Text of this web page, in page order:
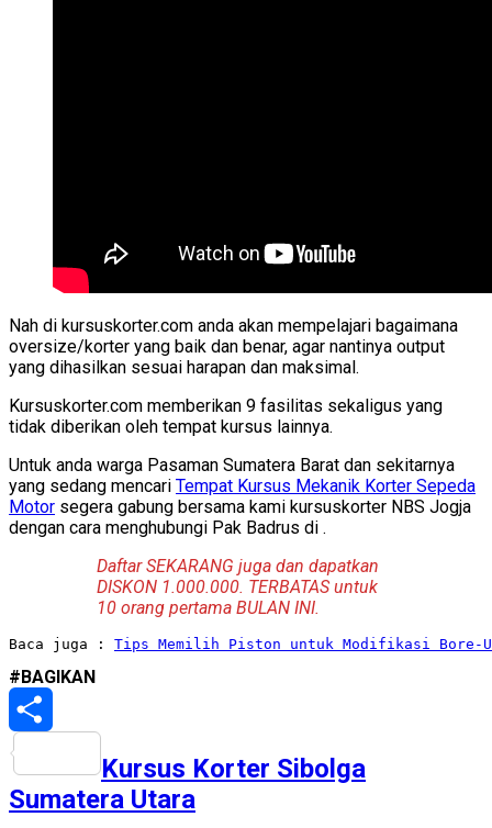
Nah di kursuskorter.com anda akan mempelajari bagaimana
oversize/korter yang baik dan benar, agar nantinya output
yang dihasilkan sesuai harapan dan maksimal.
Kursuskorter.com memberikan 9 fasilitas sekaligus yang
tidak diberikan oleh tempat kursus lainnya.
Untuk anda warga Pasaman Sumatera Barat dan sekitarnya
yang sedang mencari Tempat Kursus Mekanik Korter Sepeda
Motor segera gabung bersama kami kursuskorter NBS Jogja
dengan cara menghubungi Pak Badrus di .
Daftar SEKARANG juga dan dapatkan
DISKON 1.000.000. TERBATAS untuk
10 orang pertama BULAN INI.
Baca juga : Tips Memilih Piston untuk Modifikasi Bore-
#BAGIKAN
Kursus Korter Sibolga
Sumatera Utara